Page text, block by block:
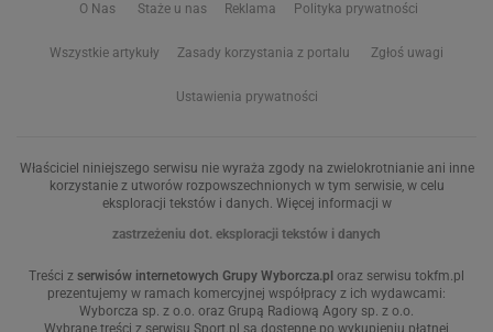
O Nas Staże u nas Reklama Polityka prywatności
Wszystkie artykuły Zasady korzystania z portalu Zgłoś uwagi
Ustawienia prywatności
Właściciel niniejszego serwisu nie wyraża zgody na zwielokrotnianie ani inne
korzystanie z utworów rozpowszechnionych w tym serwisie, w celu
eksploracji tekstów i danych. Więcej informacji w
zastrzeżeniu dot. eksploracji tekstów i danych
Treści z serwisów internetowych Grupy Wyborcza.pl oraz serwisu tokfm.pl
prezentujemy w ramach komercyjnej współpracy z ich wydawcami:
Wyborcza sp. z o.o. oraz Grupą Radiową Agory sp. z o.o.
Wybrane treści z serwisu Sport.pl są dostępne po wykupieniu płatnej